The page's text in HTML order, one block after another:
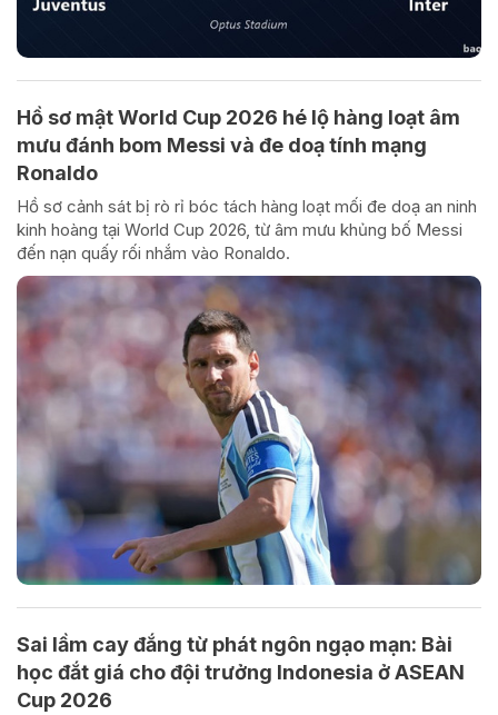
Hồ sơ mật World Cup 2026 hé lộ hàng loạt âm
mưu đánh bom Messi và đe doạ tính mạng
Ronaldo
Hồ sơ cảnh sát bị rò rỉ bóc tách hàng loạt mối đe doạ an ninh
kinh hoàng tại World Cup 2026, từ âm mưu khủng bố Messi
đến nạn quấy rối nhắm vào Ronaldo.
Sai lầm cay đắng từ phát ngôn ngạo mạn: Bài
học đắt giá cho đội trưởng Indonesia ở ASEAN
Cup 2026